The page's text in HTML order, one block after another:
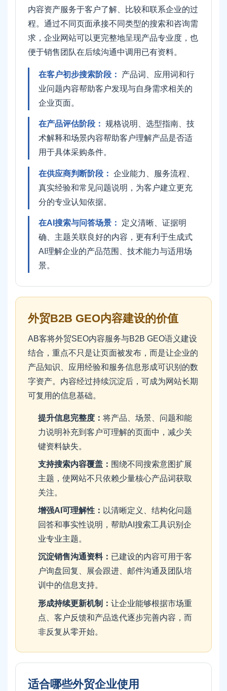
内容资产服务于客户了解、比较和联系企业的过
程。通过不同页面承接不同类型的搜索和咨询需
求，企业网站可以更完整地呈现产品专业度，也
便于销售团队在后续沟通中调用已有资料。
在客户初步搜索阶段：
产品词、应用词和行
业问题内容帮助客户发现与自身需求相关的
企业页面。
在产品评估阶段： 规格说明、选型指南、技
术解释和场景内容帮助客户理解产品是否适
用于具体采购条件。
在供应商判断阶段： 企业能力、服务流程、
真实经验和常见问题说明，为客户建立更充
分的专业认知依据。
在AI搜索与问答场景：
定义清晰、证据明
确、主题关联良好的内容，更有利于生成式
AI理解企业的产品范围、技术能力与适用场
景。
外贸B2B GEO内容建设的价值
AB客将外贸SEO内容服务与B2B GEO语义建设
结合，重点不只是让页面被发布，而是让企业的
产品知识、应用经验和服务信息形成可识别的数
字资产。内容经过持续沉淀后，可成为网站长期
可复用的信息基础。
提升信息完整度： 将产品、场景、问题和能
力说明补充到客户可理解的页面中，减少关
键资料缺失。
支持搜索内容覆盖： 围绕不同搜索意图扩展
主题，使网站不只依赖少量核心产品词获取
关注。
增强AI可理解性： 以清晰定义、结构化问题
回答和事实性说明，帮助AI搜索工具识别企
业专业主题。
沉淀销售沟通资料： 已建设的内容可用于客
户询盘回复、展会跟进、邮件沟通及团队培
训中的信息支持。
形成持续更新机制： 让企业能够根据市场重
点、客户反馈和产品迭代逐步完善内容，而
非反复从零开始。
适合哪些外贸企业使用